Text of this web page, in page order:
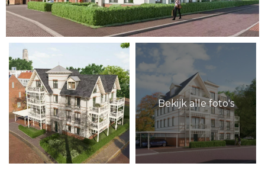
Bekijk alle foto's